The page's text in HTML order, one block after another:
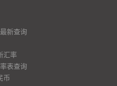
新查询
汇率
表查询
币